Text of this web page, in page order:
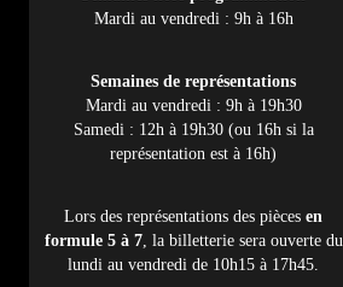
Mardi au vendredi : 9h à 16h
Semaines de représentations
Mardi au vendredi : 9h à 19h30
Samedi : 12h à 19h30 (ou 16h si la
représentation est à 16h)
Lors des représentations des pièces en
formule 5 à 7, la billetterie sera ouverte du
lundi au vendredi de 10h15 à 17h45.